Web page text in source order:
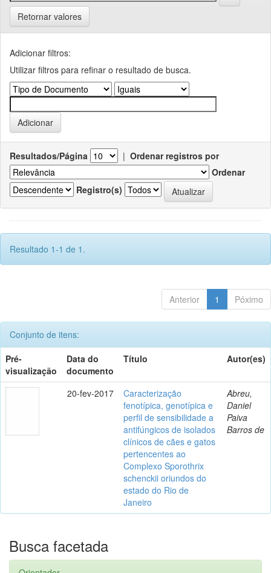
Retornar valores
Adicionar filtros:
Utilizar filtros para refinar o resultado de busca.
Resultados/Página | Ordenar registros por
Ordenar
Registro(s)
Resultado 1-1 de 1.
Anterior 1 Póximo
Conjunto de itens:
Pré-
visualização
Data do
documento
Título Autor(es)
20-fev-2017
Caracterização
fenotípica, genotípica e
perfil de sensibilidade a
antifúngicos de isolados
clínicos de cães e gatos
pertencentes ao
Complexo Sporothrix
schenckii oriundos do
estado do Rio de
Janeiro
Abreu,
Daniel
Paiva
Barros de
Busca facetada